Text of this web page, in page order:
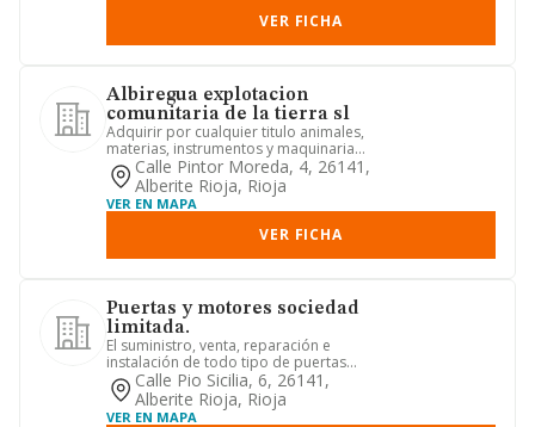
VER FICHA
Albiregua explotacion
comunitaria de la tierra sl
Adquirir por cualquier titulo animales,
materias, instrumentos y maquinaria
para el fomento y la pr...
Calle Pintor Moreda, 4, 26141,
Alberite Rioja, Rioja
VER EN MAPA
VER FICHA
Puertas y motores sociedad
limitada.
El suministro, venta, reparación e
instalación de todo tipo de puertas
metálicas, automatismos y pe...
Calle Pio Sicilia, 6, 26141,
Alberite Rioja, Rioja
VER EN MAPA